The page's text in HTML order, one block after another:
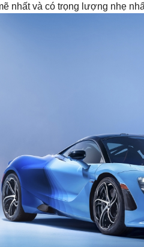
nhất và có trọng lượng nhẹ